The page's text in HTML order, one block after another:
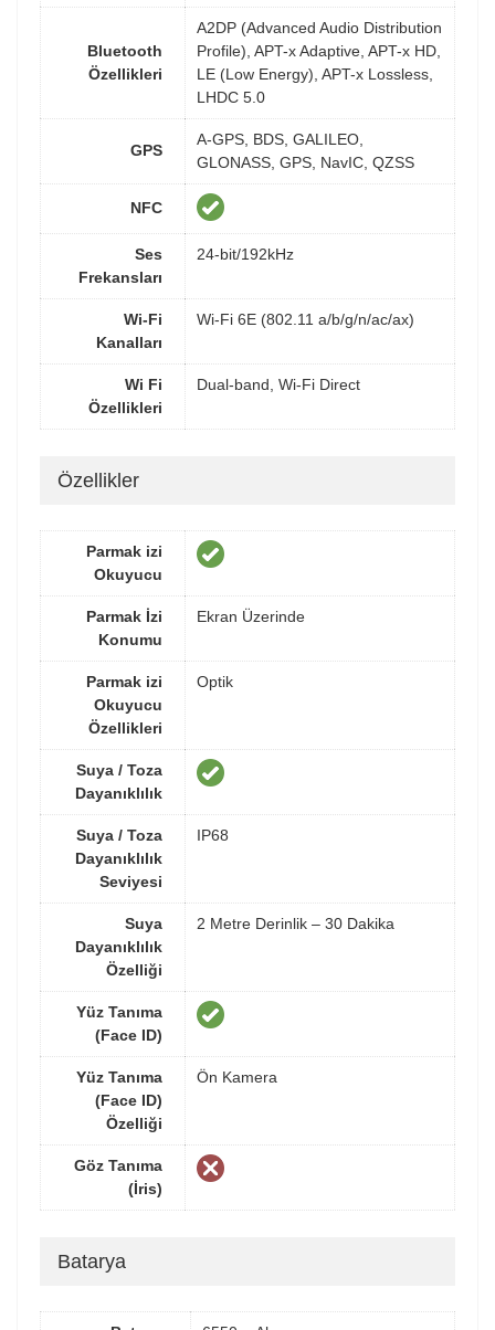
Bluetooth
Özellikleri
A2DP (Advanced Audio Distribution
Profile), APT-x Adaptive, APT-x HD,
LE (Low Energy), APT-x Lossless,
LHDC 5.0
GPS
A-GPS, BDS, GALILEO,
GLONASS, GPS, NavIC, QZSS
NFC
Ses
Frekansları
24-bit/192kHz
Wi-Fi
Kanalları
Wi-Fi 6E (802.11 a/b/g/n/ac/ax)
Wi Fi
Özellikleri
Dual-band, Wi-Fi Direct
Özellikler
Parmak izi
Okuyucu
Parmak İzi
Konumu
Ekran Üzerinde
Parmak izi
Okuyucu
Özellikleri
Optik
Suya / Toza
Dayanıklılık
Suya / Toza
Dayanıklılık
Seviyesi
IP68
Suya
Dayanıklılık
Özelliği
2 Metre Derinlik – 30 Dakika
Yüz Tanıma
(Face ID)
Yüz Tanıma
(Face ID)
Özelliği
Ön Kamera
Göz Tanıma
(İris)
Batarya